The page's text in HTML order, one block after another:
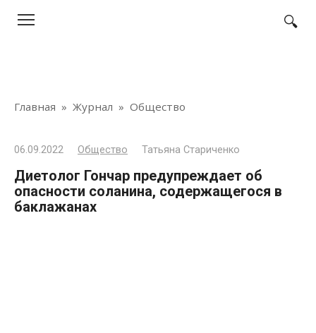
Главная » Журнал » Общество
06.09.2022 Общество Татьяна Стариченко
Диетолог Гончар предупреждает об
опасности соланина, содержащегося в
баклажанах